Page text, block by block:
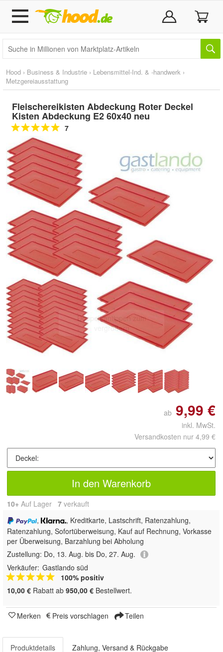
Hood › Business & Industrie › Lebensmittel-Ind. & -handwerk ›
Metzgereiausstattung
Fleischereikisten Abdeckung Roter Deckel
Kisten Abdeckung E2 60x40 neu
7
Doppelt antippen zum
vergrößern
ab 9,99 €
inkl. MwSt.
Versandkosten nur 4,99 €
In den Warenkorb
10+ Auf Lager 7 verkauft
,
, Kreditkarte, Lastschrift, Ratenzahlung,
Ratenzahlung, Sofortüberweisung, Kauf auf Rechnung, Vorkasse
per Überweisung, Barzahlung bei Abholung
Zustellung: Do, 13. Aug. bis Do, 27. Aug.
Verkäufer: Gastlando süd
100% positiv
10,00 € Rabatt ab 950,00 € Bestellwert.
Merken Preis vorschlagen Teilen
Produktdetails Zahlung, Versand & Rückgabe